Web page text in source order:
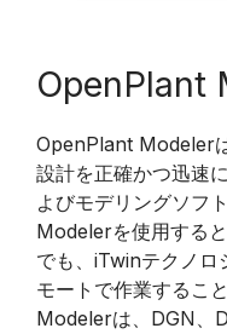
OpenPlant
OpenPlant Modeler
設計を正確かつ迅速
よびモデリングソフ
Modelerを使用する
でも、iTwinテクノロ
モートで作業するこ
Modelerは、DGN、